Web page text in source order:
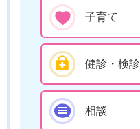
子育て
健診・検診
相談